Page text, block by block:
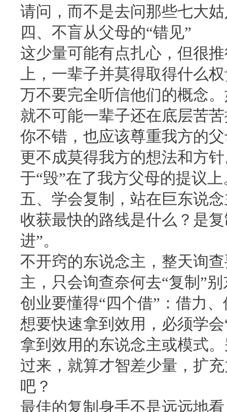
请问，而不是去问那些七大
四、不盲从父母的“错见”
这少量可能有点扎心，但很
上，一辈子并莫得取得什么
万不要完全听信他们的概念
就不可能一辈子还在底层苦
你不错，也应该尊重我方的
更不成莫得我方的想法和方
于“毁”在了我方父母的提议上
五、学会复制，站在巨东说
收获最快的路线是什么？是
进”。
不开窍的东说念主，整天询
主，只会询查奈何去“复制”
创业要懂得“四个借”：借力
想要快速拿到效用，必须学
拿到效用的东说念主或模式
过来，就算才智差少量，扩
吧？
最佳的复制身手不是远远地